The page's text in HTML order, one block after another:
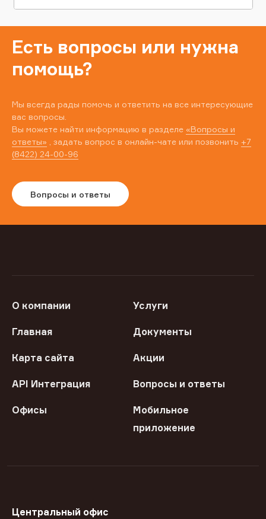
Есть вопросы или нужна
помощь?
Мы всегда рады помочь и ответить на все интересующие
вас вопросы.
Вы можете найти информацию в разделе «Вопросы и
ответы» , задать вопрос в онлайн-чате или позвонить +7
(8422) 24-00-96
Вопросы и ответы
О компании Услуги
Главная Документы
Карта сайта Акции
API Интеграция Вопросы и ответы
Офисы
Мобильное
приложение
Центральный офис